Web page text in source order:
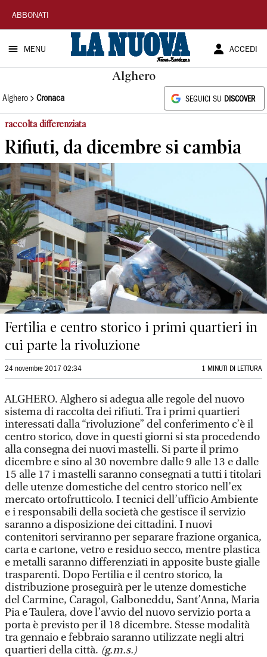
La
Nuova
Sardegna
ABBONATI
MENU ACCEDI
Alghero
Alghero Cronaca SEGUICI SU DISCOVER
raccolta differenziata
Rifiuti, da dicembre si cambia
Fertilia e centro storico i primi quartieri in
cui parte la rivoluzione
24 novembre 2017 02:34 1 MINUTI DI LETTURA
ALGHERO. Alghero si adegua alle regole del nuovo
sistema di raccolta dei rifiuti. Tra i primi quartieri
interessati dalla “rivoluzione” del conferimento c’è il
centro storico, dove in questi giorni si sta procedendo
alla consegna dei nuovi mastelli. Si parte il primo
dicembre e sino al 30 novembre dalle 9 alle 13 e dalle
15 alle 17 i mastelli saranno consegnati a tutti i titolari
delle utenze domestiche del centro storico nell’ex
mercato ortofrutticolo. I tecnici dell’ufficio Ambiente
e i responsabili della società che gestisce il servizio
saranno a disposizione dei cittadini. I nuovi
contenitori serviranno per separare frazione organica,
carta e cartone, vetro e residuo secco, mentre plastica
e metalli saranno differenziati in apposite buste gialle
trasparenti. Dopo Fertilia e il centro storico, la
distribuzione proseguirà per le utenze domestiche
del Carmine, Caragol, Galboneddu, Sant’Anna, Maria
Pia e Taulera, dove l’avvio del nuovo servizio porta a
porta è previsto per il 18 dicembre. Stesse modalità
tra gennaio e febbraio saranno utilizzate negli altri
quartieri della città. (g.m.s.)